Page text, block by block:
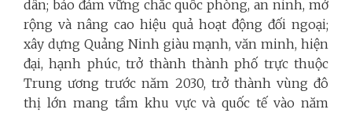
dân; bảo đảm vững chắc quốc phòng, an ninh, mở
rộng và nâng cao hiệu quả hoạt động đối ngoại;
xây dựng Quảng Ninh giàu mạnh, văn minh, hiện
đại, hạnh phúc, trở thành thành phố trực thuộc
Trung ương trước năm 2030, trở thành vùng đô
thị lớn mang tầm khu vực và quốc tế vào năm